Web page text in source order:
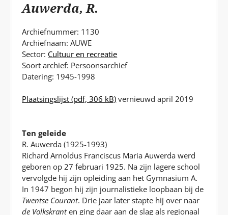
P
Auwerda, R.
Archiefnummer: 1130
Archiefnaam: AUWE
Sector: Cultuur en recreatie
Soort archief: Persoonsarchief
Datering: 1945-1998
Plaatsingslijst (pdf, 306 kB) vernieuwd april 2019
Ten geleide
R. Auwerda (1925-1993)
Richard Arnoldus Franciscus Maria Auwerda werd
geboren op 27 februari 1925. Na zijn lagere school
vervolgde hij zijn opleiding aan het Gymnasium A.
In 1947 begon hij zijn journalistieke loopbaan bij de
Twentse Courant. Drie jaar later stapte hij over naar
de Volkskranten ging daar aan de slag als regionaal